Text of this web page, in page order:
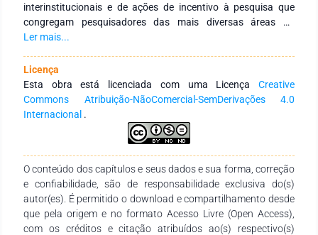
interinstitucionais e de ações de incentivo à pesquisa que
congregam pesquisadores das mais diversas áreas do
conhecimento e de diferentes Instituições de Educação
internacional. Tem como objetivo integrar ações
interinstitucionais nacionais e internacionais com redes de
pesquisa que tenham a finalidade de fomentar a formação
continuada dos profissionais da educação, por meio da
produção e socialização de conhecimentos das diversas
áreas do Saberes. Agradecemos aos autores pelo empenho,
disponibilidade e dedicação para o desenvolvimento e
conclusão dessa obra. Esperamos também que esta obra
sirva de instrumento didático-pedagógico para estudantes,
professores dos diversos níveis de ensino em seus trabalhos e
demais interessados pela temática.
Ler mais...
Licença
Esta obra está licenciada com uma Licença Creative
Commons Atribuição-NãoComercial-SemDerivações 4.0
Internacional .
O conteúdo dos capítulos e seus dados e sua forma, correção
e confiabilidade, são de responsabilidade exclusiva do(s)
autor(es). É permitido o download e compartilhamento desde
que pela origem e no formato Acesso Livre (Open Access),
com os créditos e citação atribuídos ao(s) respectivo(s)